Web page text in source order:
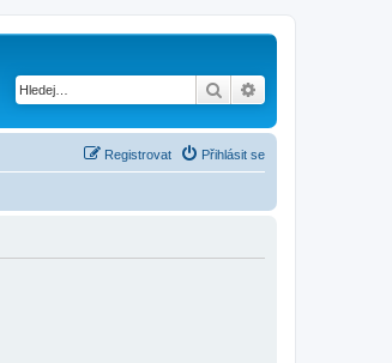
Hledat
Přihlásit se
Registrovat